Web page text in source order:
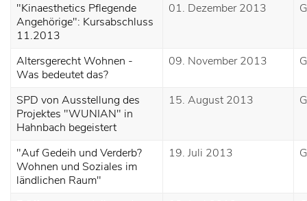
"Kinaesthetics Pflegende
Angehörige": Kursabschluss
11.2013
01. Dezember 2013
Altersgerecht Wohnen -
Was bedeutet das?
09. November 2013
SPD von Ausstellung des
Projektes "WUNIAN" in
Hahnbach begeistert
15. August 2013
"Auf Gedeih und Verderb?
Wohnen und Soziales im
ländlichen Raum"
19. Juli 2013